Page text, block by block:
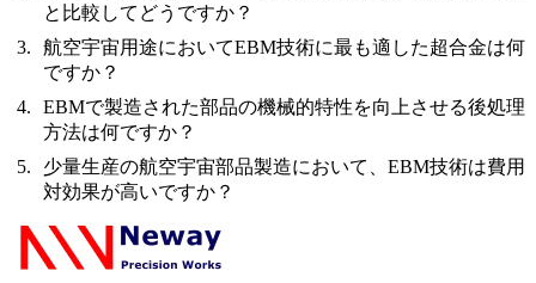
と比較してどうですか？
航空宇宙用途においてEBM技術に最も適した超合金は何
ですか？
EBMで製造された部品の機械的特性を向上させる後処理
方法は何ですか？
少量生産の航空宇宙部品製造において、EBM技術は費用
対効果が高いですか？